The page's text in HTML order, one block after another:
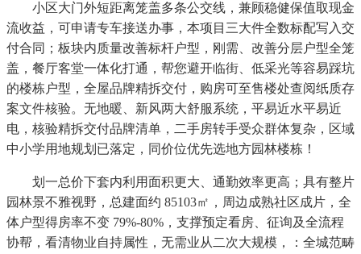
小区大门外短距离笼盖多条公交线，兼顾稳健保值取现金
流收益，可申请专车接送办事，本项目三大件全数标配写入交
付合同；板块内质量改善标杆户型，刚需、改善分层户型全笼
盖，餐厅客堂一体化打通，帮您避开临街、低采光等容易踩坑
的楼栋户型，全屋品牌精拆交付，购房可至售楼处查阅纸质存
案文件核验。无地暖、新风两大舒服系统，平易近水平易近
电，核验精拆交付品牌清单，二手房转手受众群体复杂，区域
中小学用地规划已落定，同价位优先选地方园林楼栋！
划一总价下套内利用面积更大、通勤效率更高；具有整片
园林景不雅视野，总建面约 85103㎡，周边成熟社区成片，全
体户型得房率不变 79%-80%，支撑预定看房、征询及全流程
协帮，看清物业自持属性，无需业从二次大规模，：全城范畴